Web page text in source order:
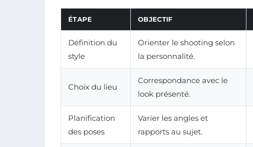
ÉTAPE OBJECTIF
Définition du
style
Orienter le shooting selon
la personnalité.
Choix du lieu
Correspon­dance avec le
look présenté.
Planification
des poses
Varier les angles et
rapports au sujet.